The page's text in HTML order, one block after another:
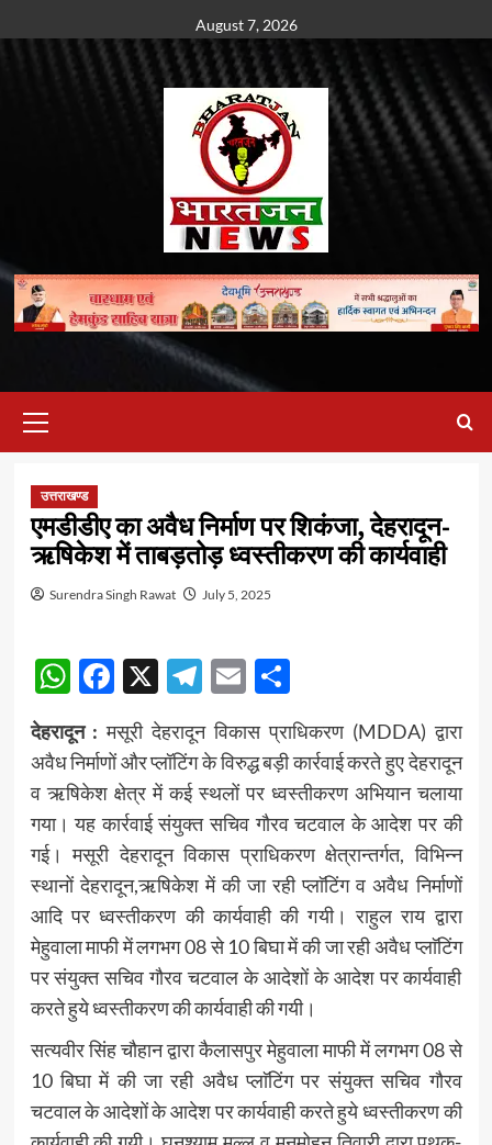
to
August 7, 2026
Menu
उत्तराखण्ड
एमडीडीए का अवैध निर्माण पर शिकंजा, देहरादून-
ऋषिकेश में ताबड़तोड़ ध्वस्तीकरण की कार्यवाही
Surendra Singh Rawat July 5, 2025
WhatsApp
Facebook
X Telegram
EmailShare
देहरादून : मसूरी देहरादून विकास प्राधिकरण (MDDA) द्वारा
अवैध निर्माणों और प्लॉटिंग के विरुद्ध बड़ी कार्रवाई करते हुए देहरादून
व ऋषिकेश क्षेत्र में कई स्थलों पर ध्वस्तीकरण अभियान चलाया
गया। यह कार्रवाई संयुक्त सचिव गौरव चटवाल के आदेश पर की
गई। मसूरी देहरादून विकास प्राधिकरण क्षेत्रान्तर्गत, विभिन्न
स्थानों देहरादून,ऋषिकेश में की जा रही प्लाॅटिंग व अवैध निर्माणों
आदि पर ध्वस्तीकरण की कार्यवाही की गयी। राहुल राय द्वारा
मेहुवाला माफी में लगभग 08 से 10 बिघा में की जा रही अवैध प्लाॅटिंग
पर संयुक्त सचिव गौरव चटवाल के आदेशों के आदेश पर कार्यवाही
करते हुये ध्वस्तीकरण की कार्यवाही की गयी।
सत्यवीर सिंह चौहान द्वारा कैलासपुर मेहुवाला माफी में लगभग 08 से
10 बिघा में की जा रही अवैध प्लाॅटिंग पर संयुक्त सचिव गौरव
चटवाल के आदेशों के आदेश पर कार्यवाही करते हुये ध्वस्तीकरण की